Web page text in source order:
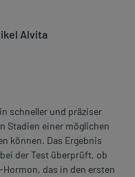
Alvita
schneller und präziser
Stadien einer möglichen
können. Das Ergebnis
der Test überprüft, ob
das in den ersten